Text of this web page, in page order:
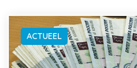
ACTUEEL